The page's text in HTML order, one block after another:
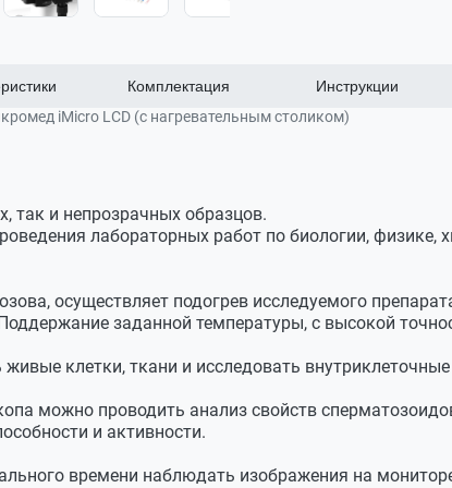
Комплектация
Инструкции
iMicro LCD (с нагревательным столиком)
так и непрозрачных образцов.
лабораторных работ по биологии,
осуществляет подогрев исследуемого
заданной температуры, с высокой
клетки, ткани и исследовать
можно проводить анализ свойств
и активности.
времени наблюдать изображения на
препарата 50 - 20 мм
живых организмов
от адаптера
0.25, 40х/0.65
160 мм
источником проходящего света и
осветителем отраженного света и слотом для
4х, 10х и 40х (на штативе)
модулем подогрева